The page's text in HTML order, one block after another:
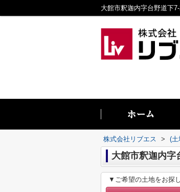
株式会社リブエス > (土
大館市釈迦内字
▼ご希望の土地をお探